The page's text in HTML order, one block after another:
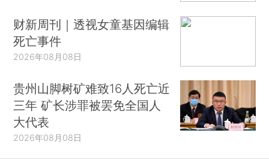
财新周刊｜透视女童基因编辑
死亡事件
2026年08月08日
贵州山脚树矿难致16人死亡近
三年 矿长涉罪被罢免全国人
大代表
2026年08月08日